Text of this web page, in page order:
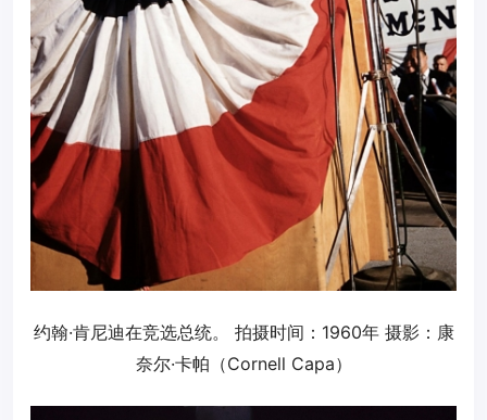
约翰·肯尼迪在竞选总统。 拍摄时间：1960年 摄影：康
奈尔·卡帕（Cornell Capa）